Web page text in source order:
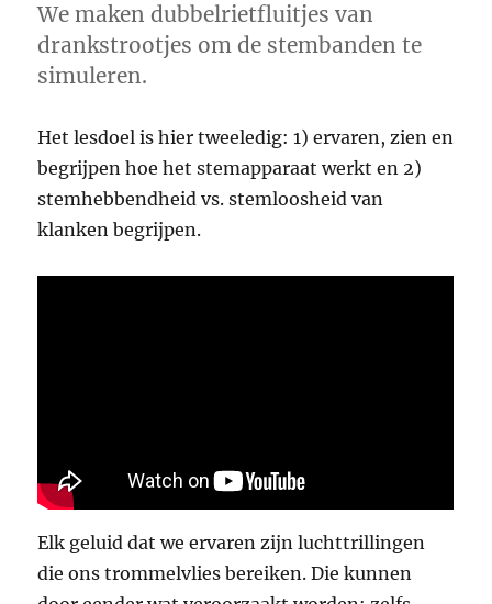
We maken dubbelrietfluitjes van
drankstrootjes om de stembanden te
simuleren.
Het lesdoel is hier tweeledig: 1) ervaren, zien en
begrijpen hoe het stemapparaat werkt en 2)
stemhebbendheid vs. stemloosheid van
klanken begrijpen.
Elk geluid dat we ervaren zijn luchttrillingen
die ons trommelvlies bereiken. Die kunnen